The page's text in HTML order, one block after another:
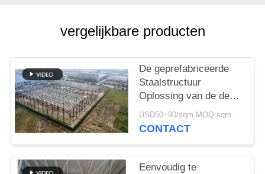
SITEMAP
PRIVACYBELEID
vergelijkbare producten
De geprefabriceerde
Staalstructuur
Oplossing van de de
Bouwlevering voor
Industrie
USD50~90/sqm MOQ:sqm 1000
CONTACT
Eenvoudig te